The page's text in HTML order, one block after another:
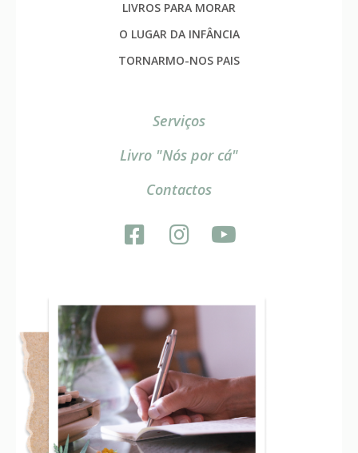
LIVROS PARA MORAR
O LUGAR DA INFÂNCIA
TORNARMO-NOS PAIS
Serviços
Livro "Nós por cá"
Contactos